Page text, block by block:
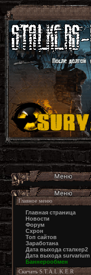
Главное меню
Главная страница
Новости
Форум
Схрон
Топ сайтов
Заработана
Дата выхода сталкер2
Дата выхода survarium
Баннерообмен
Скачать S.T.A.L.K.E.R